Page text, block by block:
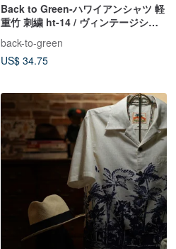
Back to Green-ハワイアンシャツ 軽
重竹 刺繍 ht-14 / ヴィンテージシャ
back-to-green
US$ 34.75